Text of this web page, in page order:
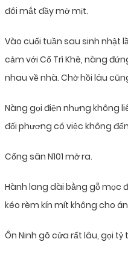
đôi mắt đầy mờ mịt.
Vào cuối tuần sau sinh nhật
cảm với Cố Trì Khê, nàng
nhau về nhà. Chờ hồi lâu
Nàng gọi điện nhưng không
đối phương có việc không
Cổng sân N101 mở ra.
Hành lang dài bằng gỗ mọc
kéo rèm kín mít không cho
Ôn Ninh gõ cửa rất lâu, gọi